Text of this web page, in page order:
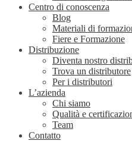
Centro di conoscenza
Blog
Materiali di
Fiere e Formazione
Distribuzione
Diventa nostro
Trova un distributore
Per i distributori
L’azienda
Chi siamo
Qualità e
Team
Contatto